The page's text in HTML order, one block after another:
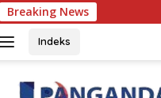
Breaking News
Indeks